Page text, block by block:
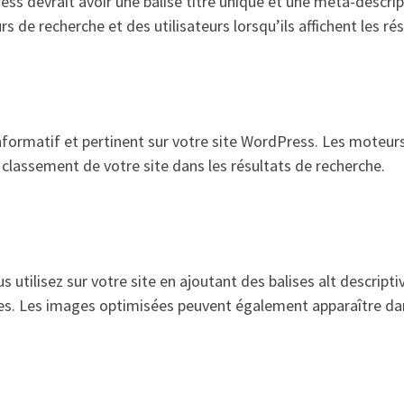
de recherche et des utilisateurs lorsqu’ils affichent les
et pertinent sur votre site WordPress. Les
de votre site dans les résultats de recherche.
utilisez sur votre site en ajoutant des balises alt
Les images optimisées peuvent également apparaître